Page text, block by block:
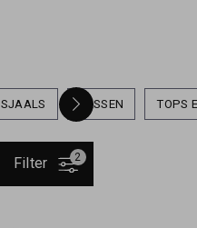
SJAALS TASSEN TOPS
2
Filter